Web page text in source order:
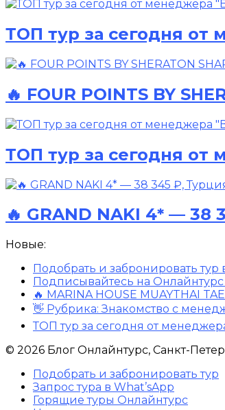
ТОП тур за сегодня от
🔥 FOUR POINTS BY
ТОП тур за сегодня
🔥 GRAND NAKI 4* — 38
Новые:
Подобрать и забронировать
Подписывайтесь на Онлайнтурс
🔥 MARINA HOUSE MUAYTHAI
👋 Рубрика: Знакомство с
ТОП тур за сегодня от
© 2026 Блог Онлайнтурс, Санкт-
Подобрать и забронировать тур
Запрос тура в What’sApp
Горящие туры Онлайнтурс